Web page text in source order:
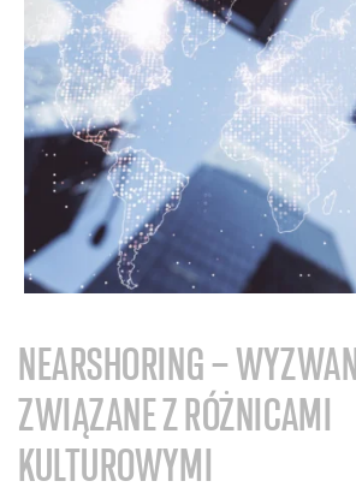
NEARSHORING –
ZWIĄZANE Z RÓŻNICAMI
KULTUROWYMI